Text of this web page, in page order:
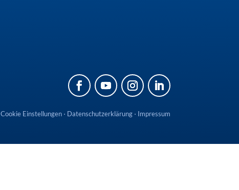
Cookie Einstellungen⋅ Datenschutzerklärung⋅ Impressum